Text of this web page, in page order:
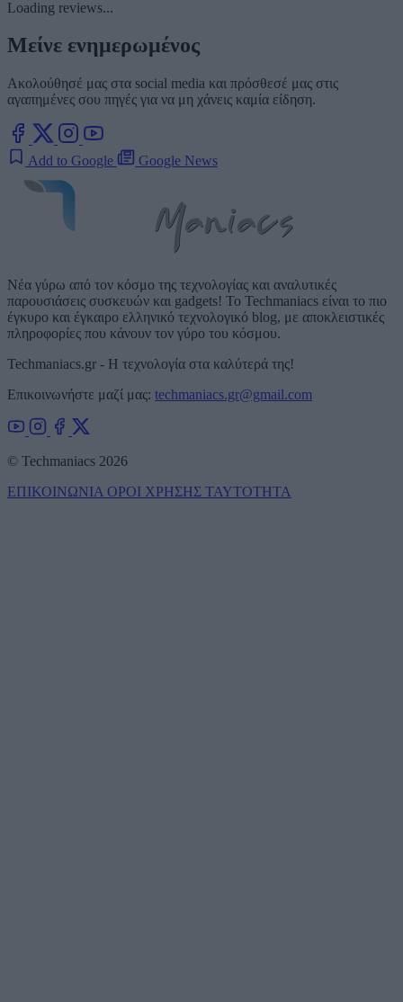
Loading reviews...
Μείνε ενημερωμένος
Ακολούθησέ μας στα social media και πρόσθεσέ μας στις
αγαπημένες σου πηγές για να μη χάνεις καμία είδηση.
Add to Google Google News
Νέα γύρω από τον κόσμο της τεχνολογίας και αναλυτικές
παρουσιάσεις συσκευών και gadgets! Το Techmaniacs είναι το πιο
έγκυρο και έγκαιρο ελληνικό τεχνολογικό blog, με αποκλειστικές
πληροφορίες που κάνουν τον γύρο του κόσμου.
Techmaniacs.gr - Η τεχνολογία στα καλύτερά της!
Επικοινωνήστε μαζί μας: techmaniacs.gr@gmail.com
© Techmaniacs 2026
ΕΠΙΚΟΙΝΩΝΙΑ ΟΡΟΙ ΧΡΗΣΗΣ ΤΑΥΤΟΤΗΤΑ